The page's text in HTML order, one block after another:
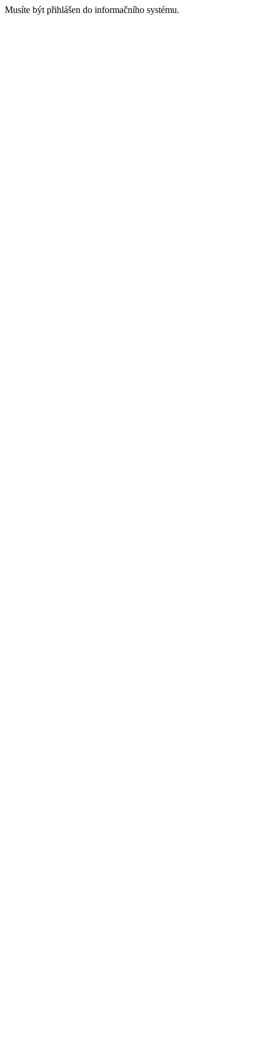
Musíte být přihlášen do informačního systému.